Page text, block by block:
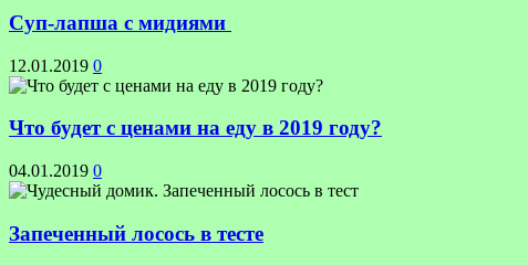
Суп-лапша с мидиями
12.01.2019 0
Что будет с ценами на еду в 2019 году?
04.01.2019 0
Запеченный лосось в тесте